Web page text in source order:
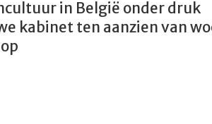
in België onder druk
kabinet ten aanzien van